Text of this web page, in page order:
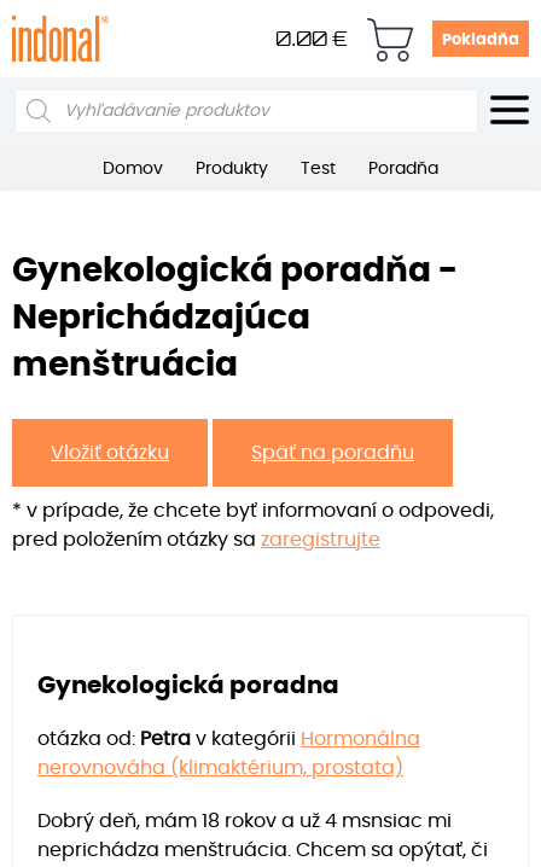
0.00 € Pokladňa
Products
Domov Produkty Test Poradňa
Gynekologická poradňa -
Neprichádzajúca
menštruácia
Vložiť otázku Späť na poradňu
* v prípade, že chcete byť informovaní o odpovedi,
pred položením otázky sa zaregistrujte
Gynekologická poradna
otázka od: Petra v kategórii Hormonálna
nerovnováha (klimaktérium, prostata)
Dobrý deň, mám 18 rokov a už 4 msnsiac mi
neprichádza menštruácia. Chcem sa opýtať, či